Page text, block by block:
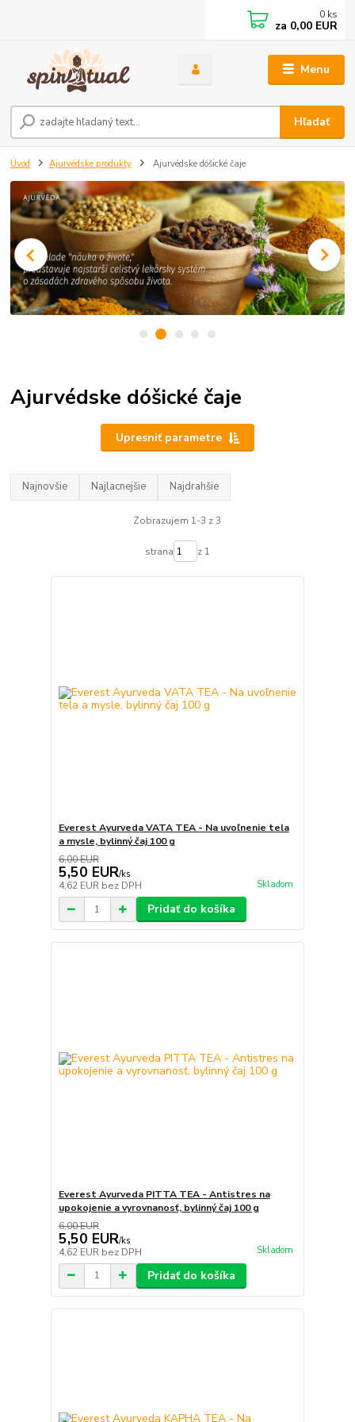
Menu
Hľadať
0 ks
za 0,00 EUR
Úvod Ajurvédske produkty Ajurvédske dóšické čaje
Ajurvédske dóšické čaje
Upresniť parametre
Najnovšie Najlacnejšie Najdrahšie
Zobrazujem 1-3 z 3
strana z 1
Everest Ayurveda VATA TEA - Na uvoľnenie tela
a mysle, bylinný čaj 100 g
6,00 EUR
5,50 EUR/ks
4,62 EUR bez DPH Skladom
Pridať do košíka
Everest Ayurveda PITTA TEA - Antistres na
upokojenie a vyrovnanosť, bylinný čaj 100 g
6,00 EUR
5,50 EUR/ks
4,62 EUR bez DPH Skladom
Pridať do košíka